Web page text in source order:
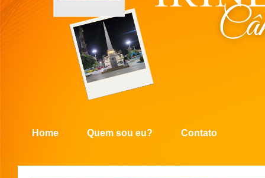
Home Quem sou eu? Contato